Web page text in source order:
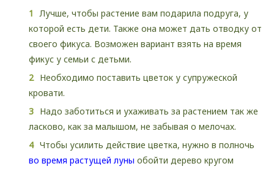
Лучше, чтобы растение вам подарила подруга, у
которой есть дети. Также она может дать отводку от
своего фикуса. Возможен вариант взять на время
фикус у семьи с детьми.
Необходимо поставить цветок у супружеской
кровати.
Надо заботиться и ухаживать за растением так же
ласково, как за малышом, не забывая о мелочах.
Чтобы усилить действие цветка, нужно в полночь
во время растущей луны обойти дерево кругом